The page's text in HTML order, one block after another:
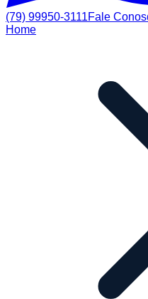
(79) 99950-3111Fale
Home